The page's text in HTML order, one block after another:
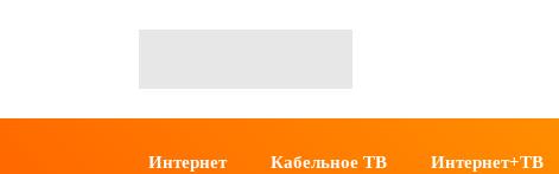
Интернет Кабельное ТВ Интернет+ТВ